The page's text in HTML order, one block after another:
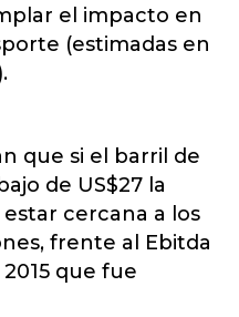
el impacto en
(estimadas en
que si el barril de
de US$27 la
cercana a los
frente al Ebitda
que fue